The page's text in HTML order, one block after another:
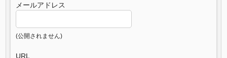
メールアドレス
(公開されません)
URL